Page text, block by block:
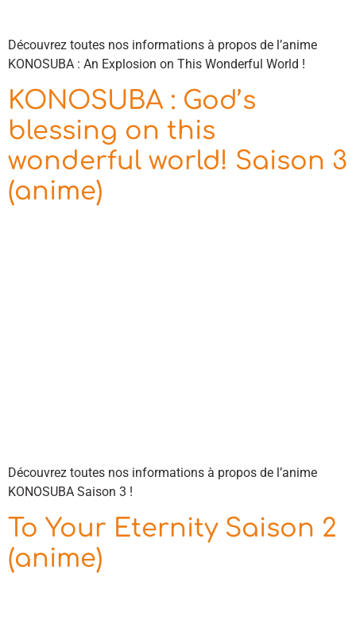
Découvrez toutes nos informations à propos de l’anime
KONOSUBA : An Explosion on This Wonderful World !
KONOSUBA : God’s
blessing on this
wonderful world! Saison 3
(anime)
Découvrez toutes nos informations à propos de l’anime
KONOSUBA Saison 3 !
To Your Eternity Saison 2
(anime)